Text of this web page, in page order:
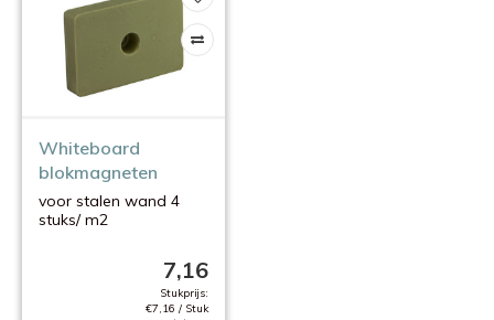
Whiteboard
blokmagneten
voor stalen wand 4
stuks/ m2
7,16
Stukprijs:
€7,16 / Stuk